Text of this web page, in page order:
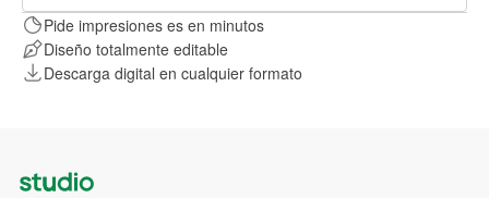
Pide impresiones es en minutos
Diseño totalmente editable
Descarga digital en cualquier formato